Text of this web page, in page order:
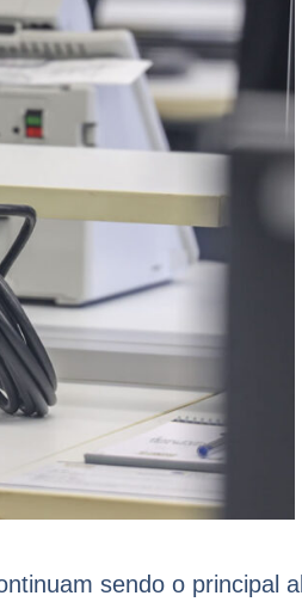
sendo o principal